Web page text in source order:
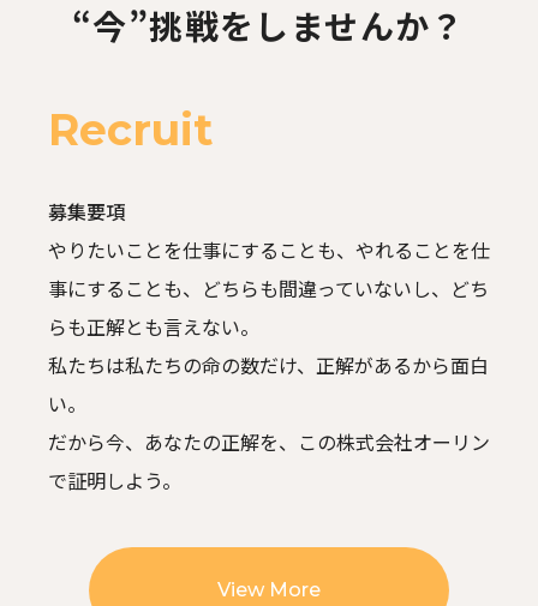
“今”挑戦をしませんか？
Recruit
募集要項
やりたいことを仕事にすることも、やれることを仕
事にすることも、 どちらも間違っていないし、どち
らも正解とも言えない。
私たちは私たちの命の数だけ、正解があるから面白
い。
だから今、あなたの正解を、この株式会社オーリン
で証明しよう。
View More